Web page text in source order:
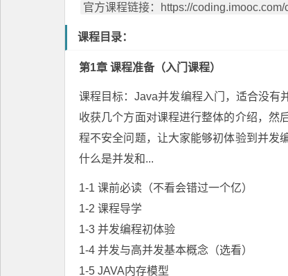
官方课程链接：https://
课程目录：
第1章 课程准备（入门课程）
课程目标：Java并发编程入门，适合没有
收获几个方面对课程进行整体的介绍，然
程不安全问题，让大家能够初体验到并发
什么是并发和...
1-1 课前必读（不看会错过一个亿）
1-2 课程导学
1-3 并发编程初体验
1-4 并发与高并发基本概念（选看）
1-5 JAVA内存模型